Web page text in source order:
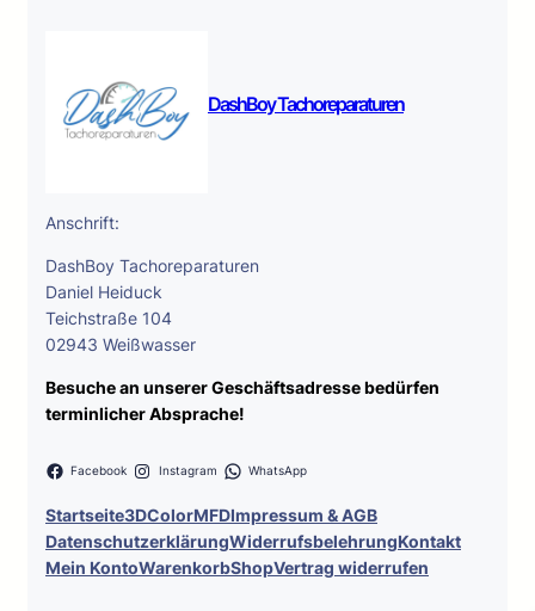
DashBoy Tachoreparaturen
Anschrift:
DashBoy Tachoreparaturen
Daniel Heiduck
Teichstraße 104
02943 Weißwasser
Besuche an unserer Geschäftsadresse bedürfen
terminlicher Absprache!
Facebook Instagram WhatsApp
Startseite3DColorMFDImpressum & AGB
DatenschutzerklärungWiderrufsbelehrungKontakt
Mein KontoWarenkorbShopVertrag widerrufen